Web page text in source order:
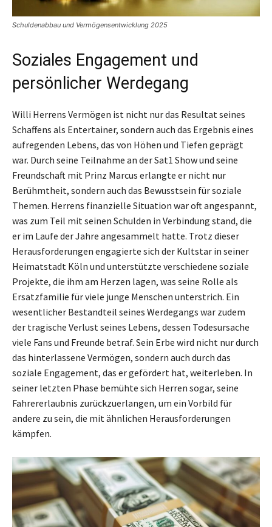
Schuldenabbau und Vermögensentwicklung 2025
Soziales Engagement und
persönlicher Werdegang
Willi Herrens Vermögen ist nicht nur das Resultat seines
Schaffens als Entertainer, sondern auch das Ergebnis eines
aufregenden Lebens, das von Höhen und Tiefen geprägt
war. Durch seine Teilnahme an der Sat1 Show und seine
Freundschaft mit Prinz Marcus erlangte er nicht nur
Berühmtheit, sondern auch das Bewusstsein für soziale
Themen. Herrens finanzielle Situation war oft angespannt,
was zum Teil mit seinen Schulden in Verbindung stand, die
er im Laufe der Jahre angesammelt hatte. Trotz dieser
Herausforderungen engagierte sich der Kultstar in seiner
Heimatstadt Köln und unterstützte verschiedene soziale
Projekte, die ihm am Herzen lagen, was seine Rolle als
Ersatzfamilie für viele junge Menschen unterstrich. Ein
wesentlicher Bestandteil seines Werdegangs war zudem
der tragische Verlust seines Lebens, dessen Todesursache
viele Fans und Freunde betraf. Sein Erbe wird nicht nur durch
das hinterlassene Vermögen, sondern auch durch das
soziale Engagement, das er gefördert hat, weiterleben. In
seiner letzten Phase bemühte sich Herren sogar, seine
Fahrererlaubnis zurückzuerlangen, um ein Vorbild für
andere zu sein, die mit ähnlichen Herausforderungen
kämpfen.